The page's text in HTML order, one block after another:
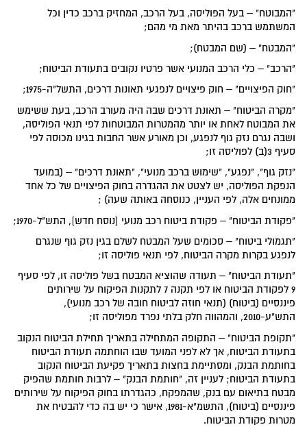
"המבוטח" – בעל הפוליסה, בעל הרכב, המחזיק ברכב כדין וכל
המשתמש ברכב בהיתר מאת מי מהם;
"המבטח" – (שם המבטח);
"הרכב" – כלי הרכב המנועי אשר פרטיו נקובים בתעודת הביטוח;
"חוק הפיצויים" – חוק פיצויים לנפגעי תאונות דרכים, התשל"ה-1975;
"מקרה הביטוח" – תאונת דרכים שבה היה מעורב הרכב, בעת ששימש
את המבוטח לאחת או יותר מהמטרות המבוטחות לפי תנאי הפוליסה,
ושבה נגרם נזק גוף לנפגע, וכן מאורע אשר החבות בגינו מכוסה לפי
סעיף 3(ב) לפוליסה זו;
"נזק גוף", "נפגע", "שימוש ברכב מנועי", "תאונת דרכים" – (במועד
הנפקת הפוליסה, יש לצטט את ההגדרה בחוק הפיצויים של כל אחד
ממונחים אלה, לפי העניין, כנוסחה באותה שעה) ;
"פקודת הביטוח" – פקודת ביטוח רכב מנועי [נוסח חדש], התש"ל-1970;
"תגמולי ביטוח" – סכומים שעל המבטח לשלם בגין נזק גוף שנגרם
לנפגע בקרות מקרה הביטוח, לפי תנאי פוליסה זו;
"תעודת הביטוח" – תעודה שהוציא המבטח בשל פוליסה זו, לפי סעיף
9 לפקודת הביטוח או לפי תקנה 7 לתקנות הפיקוח על שירותים
פיננסיים (ביטוח) (תנאי חוזה לביטוח חובה של רכב מנועי),
התש"ע-2010, והמהווה חלק בלתי נפרד מפוליסה זו;
"תקופת הביטוח" – התקופה המתחילה בתאריך תחילת הביטוח הנקוב
בתעודת הביטוח, אך לא לפני המועד שבו הוחתמה תעודת הביטוח
בחותמת הבנק, ומסתיימת בחצות בתאריך פקיעת הביטוח הנקוב
בתעודת הביטוח; לעניין זה, "חותמת הבנק" – לרבות חותמת שהפיק
מבטח בתיאום עם בנק, שהמפקח, כהגדרתו בחוק הפיקוח על שירותים
פיננסיים (ביטוח), התשמ"א-1981, אישר כי יש בה כדי להבטיח את
מטרות פקודת הביטוח.